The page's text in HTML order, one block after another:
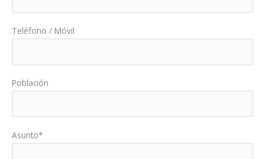
Teléfono / Móvil
Población
Asunto*